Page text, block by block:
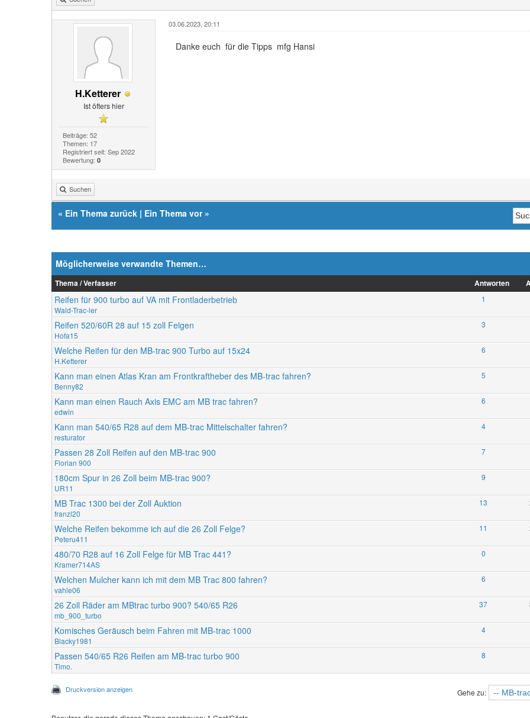
H.Ketterer
Ist öfters hier
Beiträge: 52
Themen: 17
Registriert seit: Sep 2022
Bewertung: 0
03.06.2023, 20:11
Danke euch für die Tipps mfg Hansi
Suchen
« Ein Thema zurück | Ein Thema vor»
Möglicherweise verwandte Themen…
Thema / Verfasser Antworten
Reifen für 900 turbo auf VA mit Frontladerbetrieb
Wald-Trac-ler
1
Reifen 520/60R 28 auf 15 zoll Felgen
Hofa15
3
Welche Reifen für den MB-trac 900 Turbo auf 15x24
H.Ketterer
6
Kann man einen Atlas Kran am Frontkraftheber des MB-trac fahren?
Benny82
5
Kann man einen Rauch Axis EMC am MB trac fahren?
edwin
6
Kann man 540/65 R28 auf dem MB-trac Mittelschalter fahren?
resturator
4
Passen 28 Zoll Reifen auf den MB-trac 900
Florian 900
7
180cm Spur in 26 Zoll beim MB-trac 900?
UR11
9
MB Trac 1300 bei der Zoll Auktion
franzl20
13
Welche Reifen bekomme ich auf die 26 Zoll Felge?
Peteru411
11
480/70 R28 auf 16 Zoll Felge für MB Trac 441?
Kramer714AS
0
Welchen Mulcher kann ich mit dem MB Trac 800 fahren?
vahle06
6
26 Zoll Räder am MBtrac turbo 900? 540/65 R26
mb_900_turbo
37
Komisches Geräusch beim Fahren mit MB-trac 1000
Blacky1981
4
Passen 540/65 R26 Reifen am MB-trac turbo 900
Timo.
8
Druckversion anzeigen Gehe zu: